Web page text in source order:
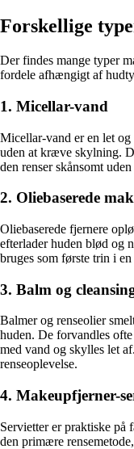
Forskellige
Der findes mange typer
fordele afhængigt af
1. Micellar-vand
Micellar-vand er en let
uden at kræve skylning.
den renser skånsomt
2. Oliebaserede
Oliebaserede fjernere
efterlader huden blød og
bruges som første trin i
3. Balm og
Balmer og renseolier
huden. De forvandles
med vand og skylles let
renseoplevelse.
4. Makeupfjerner-
Servietter er praktiske
den primære